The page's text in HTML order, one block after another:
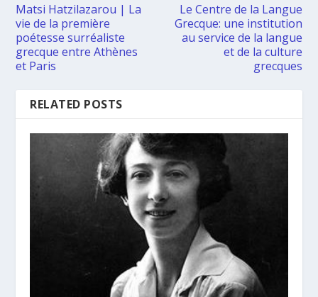
Matsi Hatzilazarou | La
vie de la première
poétesse surréaliste
grecque entre Athènes
et Paris
Le Centre de la Langue
Grecque: une institution
au service de la langue
et de la culture
grecques
RELATED POSTS